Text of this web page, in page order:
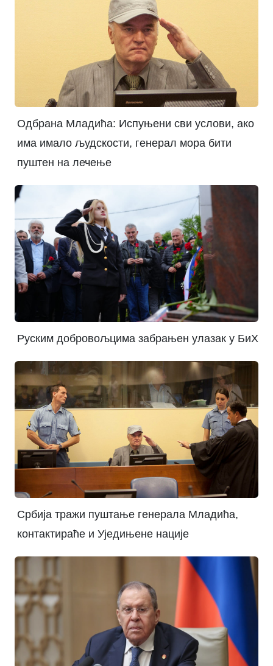
Одбрана Младића: Испуњени сви услови, ако
има имало људскости, генерал мора бити
пуштен на лечење
Руским добровољцима забрањен улазак у БиХ
Србија тражи пуштање генерала Младића,
контактираће и Уједињене нације